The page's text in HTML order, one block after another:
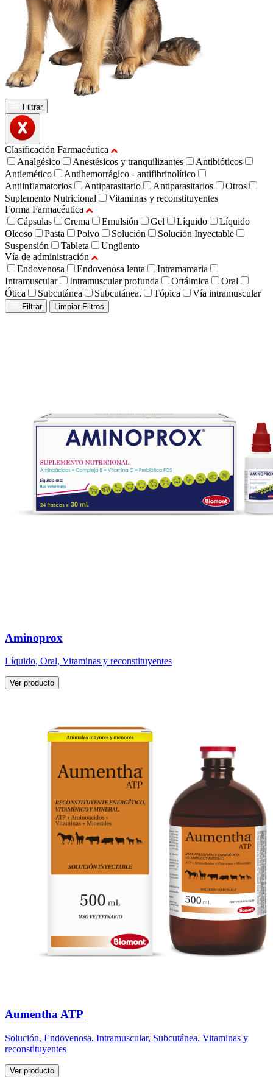
Filtrar
Clasificación Farmacéutica
Analgésico
Anestésicos y tranquilizantes
Antibióticos
Antiemético
Antihemorrágico - antifibrinolítico
Antiinflamatorios
Antiparasitario Antiparasitarios
Otros
Suplemento Nutricional
Vitaminas y reconstituyentes
Forma Farmacéutica
Cápsulas
Crema Emulsión Gel Líquido
Líquido
Oleoso
Pasta Polvo Solución
Solución Inyectable
Suspensión
Tableta
Ungüento
Vía de administración
Endovenosa
Endovenosa lenta
Intramamaria
Intramuscular
Intramuscular profunda Oftálmica
Oral
Ótica
Subcutánea Subcutánea. Tópica Vía intramuscular
Filtrar Limpiar Filtros
Aminoprox
Líquido, Oral, Vitaminas y reconstituyentes
Ver producto
Aumentha ATP
Solución, Endovenosa, Intramuscular, Subcutánea, Vitaminas y
reconstituyentes
Ver producto